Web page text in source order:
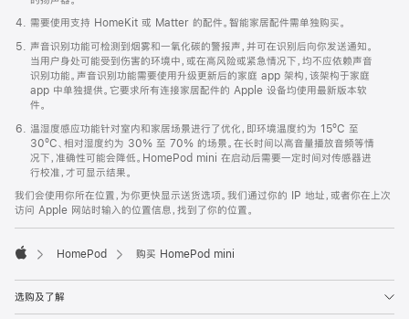
需要使用支持 HomeKit 或 Matter 的配件。智能家居配件需单独购买。
声音识别功能可检测到烟雾和一氧化碳的警报声，并可在识别后向你发送通知。
当用户身处可能受到伤害的环境中，或在高风险或紧急情况下，均不应依赖声音
识别功能。声音识别功能需要使用升级更新后的家庭 app 架构，该架构于家庭
app 中单独提供。它要求所有连接家居配件的 Apple 设备均使用最新版本软
件。
温湿度感应功能针对室内和家居场景进行了优化，即环境温度约为 15ºC 至
30ºC、相对湿度约为 30% 至 70% 的场景。在长时间以高音量播放音频等情
况下，准确性可能会降低。HomePod mini 在启动后需要一定时间对传感器进
行校准，才可显示结果。
我们会使用你所在位置，为你更快显示送货选项。我们通过你的 IP 地址，或者你在上次
访问 Apple 网站时输入的位置信息，找到了你的位置。
HomePod 购买 HomePod mini
选购及了解